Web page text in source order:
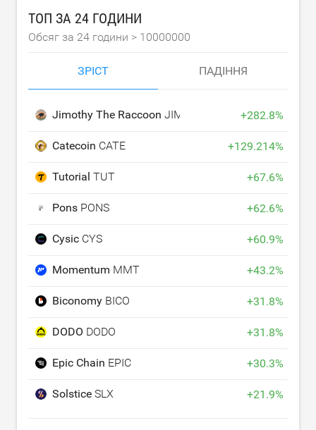
ТОП ЗА 24 ГОДИНИ
Обсяг за 24 години > 10000000
ЗРІСТ ПАДІННЯ
Jimothy The Raccoon JIMOTHY +282.8%
Catecoin CATE +129.214%
Tutorial TUT +67.6%
Pons PONS +62.6%
Cysic CYS +60.9%
Momentum MMT +43.2%
Biconomy BICO +31.8%
DODO DODO +31.8%
Epic Chain EPIC +30.3%
Solstice SLX +21.9%